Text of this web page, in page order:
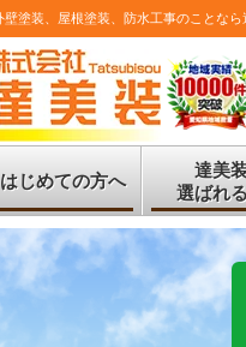
壁塗装、屋根塗装、防水工事のことなら
はじめての方へ
達美
選ばれ